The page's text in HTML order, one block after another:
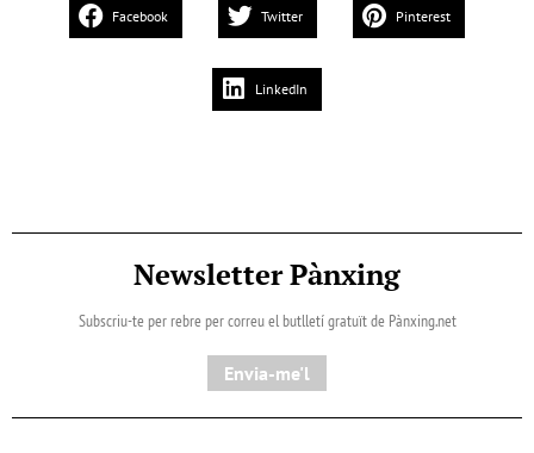
Facebook Twitter Pinterest
LinkedIn
Newsletter Pànxing
Subscriu-te per rebre per correu el butlletí gratuït de Pànxing.net​
Envia-me'l